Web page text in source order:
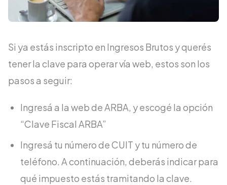
Si ya estás inscripto en Ingresos Brutos y querés
tener la clave para operar vía web, estos son los
pasos a seguir:
Ingresá a la web de ARBA, y escogé la opción
“Clave Fiscal ARBA”
Ingresá tu número de CUIT y tu número de
teléfono. A continuación, deberás indicar para
qué impuesto estás tramitando la clave.